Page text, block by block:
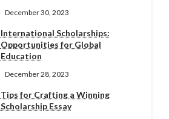
December 30, 2023
International Scholarships:
Opportunities for Global
Education
December 28, 2023
Tips for Crafting a Winning
Scholarship Essay